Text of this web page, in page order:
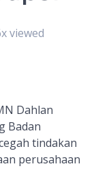
x viewed
Dahlan
Badan
tindakan
perusahaan